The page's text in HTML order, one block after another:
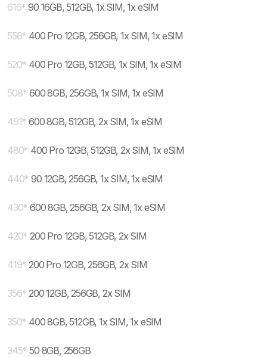
616* 90 16GB, 512GB, 1x SIM, 1x eSIM
556* 400 Pro 12GB, 256GB, 1x SIM, 1x eSIM
520* 400 Pro 12GB, 512GB, 1x SIM, 1x eSIM
508* 600 8GB, 256GB, 1x SIM, 1x eSIM
491* 600 8GB, 512GB, 2x SIM, 1x eSIM
480* 400 Pro 12GB, 512GB, 2x SIM, 1x eSIM
440* 90 12GB, 256GB, 1x SIM, 1x eSIM
430* 600 8GB, 256GB, 2x SIM, 1x eSIM
420* 200 Pro 12GB, 512GB, 2x SIM
419* 200 Pro 12GB, 256GB, 2x SIM
356* 200 12GB, 256GB, 2x SIM
350* 400 8GB, 512GB, 1x SIM, 1x eSIM
345* 50 8GB, 256GB